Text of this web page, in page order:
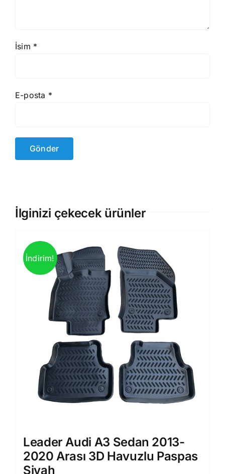
İsim *
E-posta *
İlginizi çekecek ürünler
İndirim!
Leader Audi A3 Sedan 2013-
2020 Arası 3D Havuzlu Paspas
Siyah